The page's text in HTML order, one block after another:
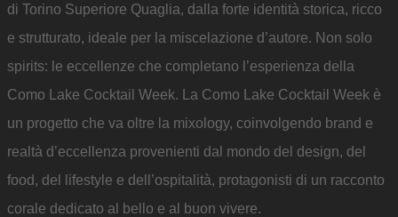
di Torino Superiore Quaglia, dalla forte identità storica, ricco
e strutturato, ideale per la miscelazione d’autore. Non solo
spirits: le eccellenze che completano l’esperienza della
Como Lake Cocktail Week. La Como Lake Cocktail Week è
un progetto che va oltre la mixology, coinvolgendo brand e
realtà d’eccellenza provenienti dal mondo del design, del
food, del lifestyle e dell’ospitalità, protagonisti di un racconto
corale dedicato al bello e al buon vivere.